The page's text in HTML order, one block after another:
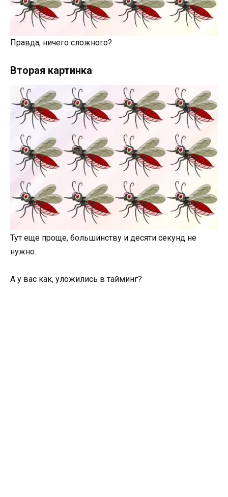
Правда, ничего сложного?
Вторая картинка
Тут еще проще, большинству и десяти секунд не
нужно.
А у вас как, уложились в тайминг?